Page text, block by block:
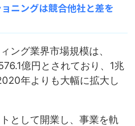
ニングは競合他社と差を
ング業界市場規模は、
億円とされており、1兆
年よりも大幅に拡大し
として開業し、事業を軌